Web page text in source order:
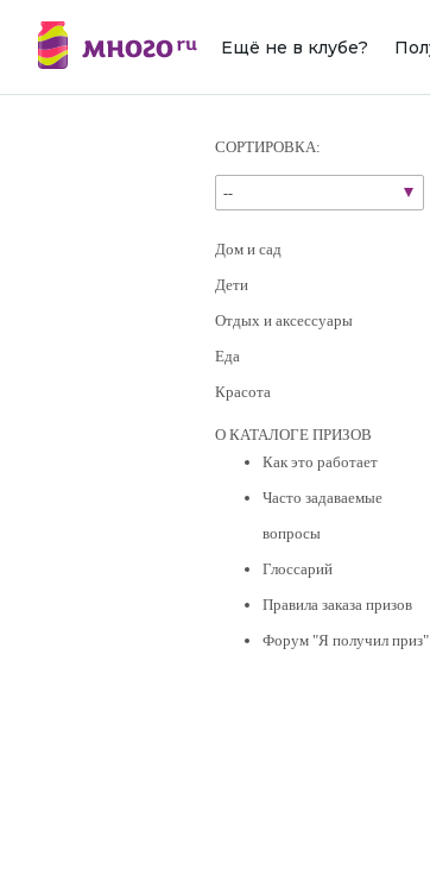
Ещё не в клубе?
СОРТИРОВКА:
--
дом и сад
дети
отдых и аксессуары
еда
красота
О КАТАЛОГЕ ПРИЗОВ
Как это работает
Часто задаваемые
вопросы
Глоссарий
Правила заказа призов
Форум "Я получил приз"